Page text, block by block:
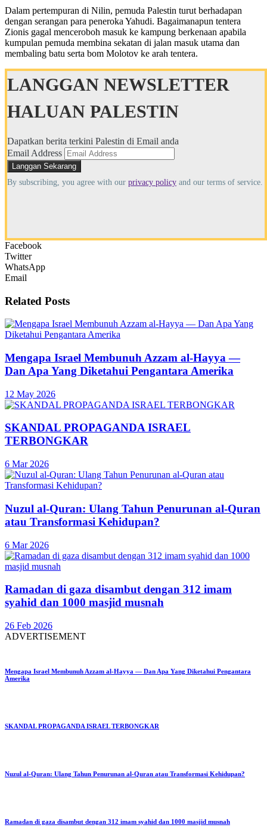
Dalam pertempuran di Nilin, pemuda Palestin turut berhadapan
dengan serangan para peneroka Yahudi. Bagaimanapun tentera
Zionis gagal menceroboh masuk ke kampung berkenaan apabila
kumpulan pemuda membina sekatan di jalan masuk utama dan
membaling batu serta bom Molotov ke arah tentera.
LANGGAN NEWSLETTER
HALUAN PALESTIN
Dapatkan berita terkini Palestin di Email anda
Email Address
By subscribing, you agree with our privacy policy and our terms of service.
Facebook
Twitter
WhatsApp
Email
Related Posts
Mengapa Israel Membunuh Azzam al-Hayya —
Dan Apa Yang Diketahui Pengantara Amerika
12 May 2026
SKANDAL PROPAGANDA ISRAEL
TERBONGKAR
6 Mar 2026
Nuzul al-Quran: Ulang Tahun Penurunan al-Quran
atau Transformasi Kehidupan?
6 Mar 2026
Ramadan di gaza disambut dengan 312 imam
syahid dan 1000 masjid musnah
26 Feb 2026
ADVERTISEMENT
Mengapa Israel Membunuh Azzam al-Hayya — Dan Apa Yang Diketahui Pengantara
Amerika
SKANDAL PROPAGANDA ISRAEL TERBONGKAR
Nuzul al-Quran: Ulang Tahun Penurunan al-Quran atau Transformasi Kehidupan?
Ramadan di gaza disambut dengan 312 imam syahid dan 1000 masjid musnah